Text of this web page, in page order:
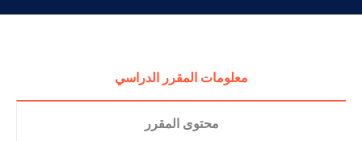
معلومات المقرر الدراسي
محتوى المقرر